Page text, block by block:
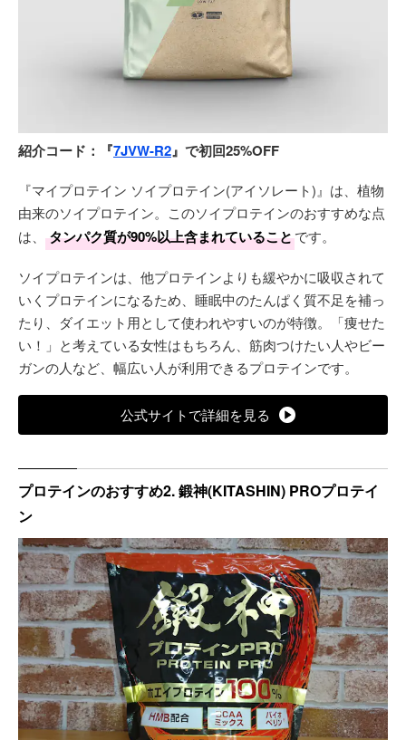
紹介コード：『7JVW-R2』で初回25%OFF
『マイプロテイン ソイプロテイン(アイソレート)』は、植物
由来のソイプロテイン。このソイプロテインのおすすめな点
は、
タンパク質が90%以上含まれていることです。
ソイプロテインは、他プロテインよりも緩やかに吸収されて
いくプロテインになるため、睡眠中のたんぱく質不足を補っ
たり、ダイエット用として使われやすいのが特徴。「痩せた
い！」と考えている女性はもちろん、筋肉つけたい人やビー
ガンの人など、幅広い人が利用できるプロテインです。
公式サイトで詳細を見る
プロテインのおすすめ2. 鍛神(KITASHIN) PROプロテイ
ン